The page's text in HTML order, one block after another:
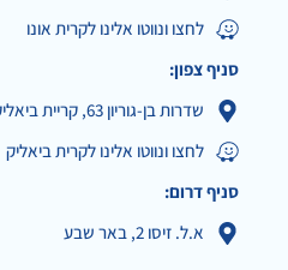
לחצו ונווטו אלינו לקרית אונו
סניף צפון:
שדרות בן-גוריון 63, קריית ביאליק
לחצו ונווטו אלינו לקרית ביאליק
סניף דרום:
א.ל. זיסו 2, באר שבע